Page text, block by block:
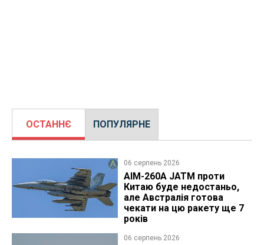
ОСТАННЄ ПОПУЛЯРНЕ
06 серпень 2026
AIM-260A JATM проти
Китаю буде недостаньо,
але Австралія готова
чекати на цю ракету ще 7
років
06 серпень 2026